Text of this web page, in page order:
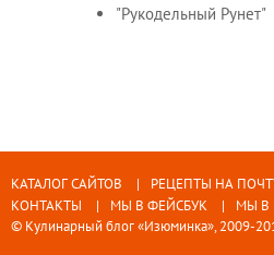
"Рукодельный Рунет"
КАТАЛОГ САЙТОВ РЕЦЕПТЫ НА
КОНТАКТЫ
МЫ В ФЕЙСБУК МЫ В
© Кулинарный блог «Изюминка», 2009-